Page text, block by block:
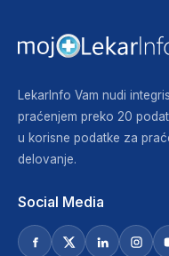
LekarInfo Vam nudi
praćenjem preko 20
u korisne podatke za
delovanje.
Social Media